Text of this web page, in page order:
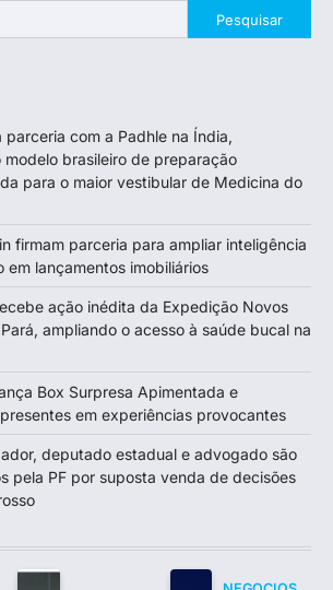
Pesquisar
parceria com a Padhle na Índia,
brasileiro de preparação
para o maior vestibular de Medicina do
firmam parceria para ampliar inteligência
em lançamentos imobiliários
ação inédita da Expedição Novos
ampliando o acesso à saúde bucal na
Box Surpresa Apimentada e
em experiências provocantes
deputado estadual e advogado são
pela PF por suposta venda de decisões